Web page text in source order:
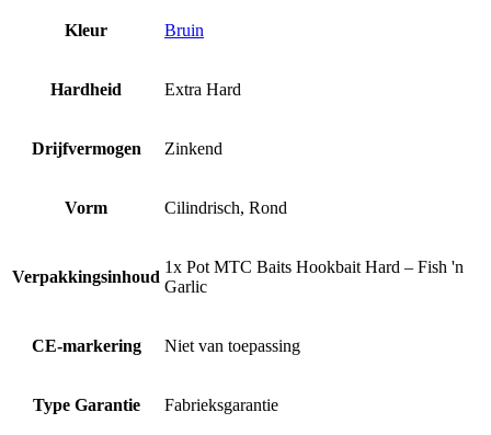
Kleur Bruin
Hardheid Extra Hard
Drijfvermogen Zinkend
Vorm Cilindrisch, Rond
Verpakkingsinhoud
1x Pot MTC Baits Hookbait Hard – Fish 'n
Garlic
CE-markering Niet van toepassing
Type Garantie Fabrieksgarantie